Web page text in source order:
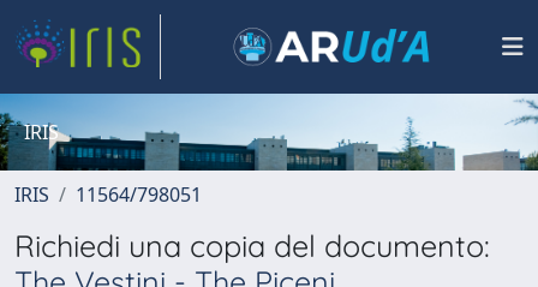
IRIS
IRIS 11564/798051
Richiedi una copia del documento: